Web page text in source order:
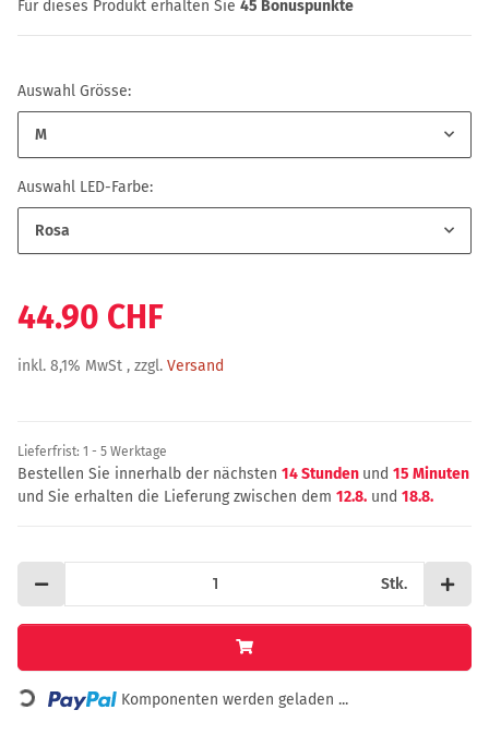
Für dieses Produkt erhalten Sie 45 Bonuspunkte
Auswahl Grösse:
M
Auswahl LED-Farbe:
Rosa
44.90 CHF
inkl. 8,1% MwSt , zzgl. Versand
Lieferfrist: 1 - 5 Werktage
Bestellen Sie innerhalb der nächsten 14 Stunden und 15 Minuten
und Sie erhalten die Lieferung zwischen dem 12.8. und 18.8.
Stk.
Loading... Komponenten werden geladen ...